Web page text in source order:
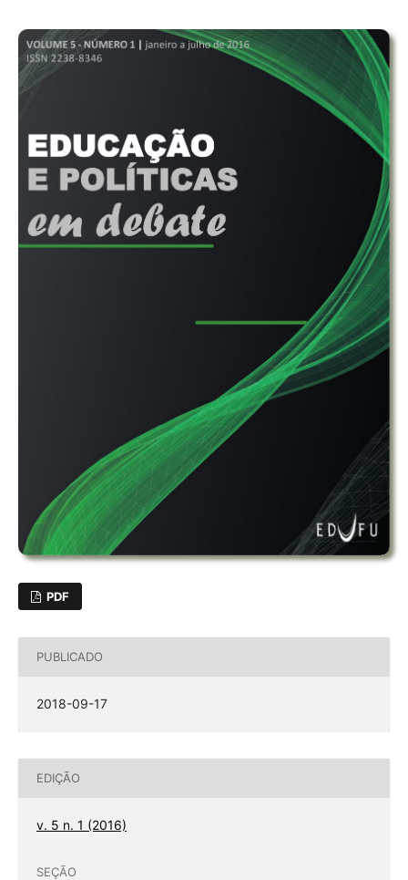
PDF
PUBLICADO
2018-09-17
EDIÇÃO
v. 5 n. 1 (2016)
SEÇÃO